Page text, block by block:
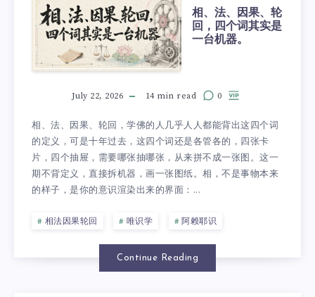
相、法、因果、轮
回，四个词其实是
一台机器。
July 22, 2026 14 min read 0
相、法、因果、轮回，学佛的人几乎人人都能背出这四个词
的定义，可是十年过去，这四个词还是各管各的，四张卡
片，四个抽屉，需要哪张抽哪张，从来拼不成一张图。这一
期不背定义，直接拆机器，画一张图纸。相，不是事物本来
的样子，是你的意识渲染出来的界面：...
相法因果轮回 唯识学 阿赖耶识
Continue Reading